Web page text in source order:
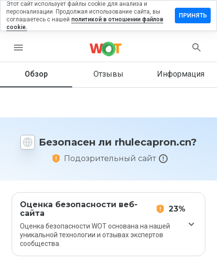
menu
Обзор Отзывы Информация
Безопасен ли rhulecapron.cn?
Подозрительный сайт
Оценка безопасности веб-
сайта
23%
Оценка безопасности WOT основана на нашей
уникальной технологии и отзывах экспертов
сообщества.
на
Как бы
этот
1 до 5?
Этот сайт использует файлы cookie для анализа и
персонализации. Продолжая использование сайта, вы
соглашаетесь с нашей политикой в отношении файлов
cookie.
ПРИНЯТЬ